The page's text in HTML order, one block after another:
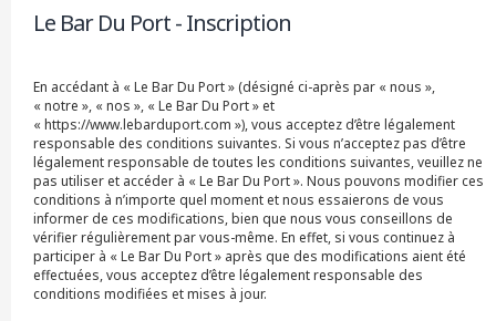
Le Bar Du Port - Inscription
En accédant à « Le Bar Du Port » (désigné ci-après par « nous »,
« notre », « nos », « Le Bar Du Port » et
« https://www.lebarduport.com »), vous acceptez d’être légalement
responsable des conditions suivantes. Si vous n’acceptez pas d’être
légalement responsable de toutes les conditions suivantes, veuillez ne
pas utiliser et accéder à « Le Bar Du Port ». Nous pouvons modifier ces
conditions à n’importe quel moment et nous essaierons de vous
informer de ces modifications, bien que nous vous conseillons de
vérifier régulièrement par vous-même. En effet, si vous continuez à
participer à « Le Bar Du Port » après que des modifications aient été
effectuées, vous acceptez d’être légalement responsable des
conditions modifiées et mises à jour.